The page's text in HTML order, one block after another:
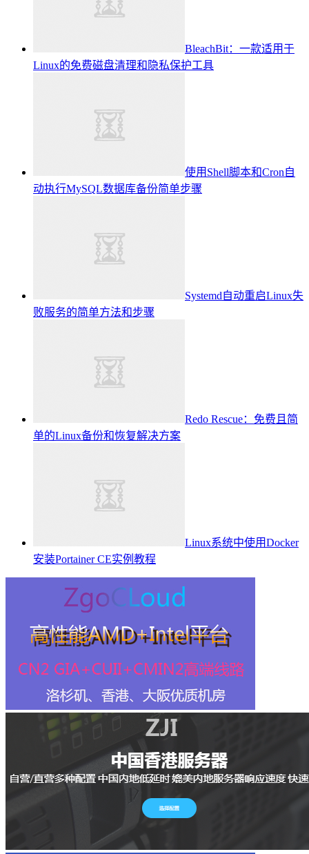
BleachBit：一款适用于
Linux的免费磁盘清理和隐私保护工具
使用Shell脚本和Cron自
动执行MySQL数据库备份简单步骤
Systemd自动重启Linux失
败服务的简单方法和步骤
Redo Rescue：免费且简
单的Linux备份和恢复解决方案
Linux系统中使用Docker
安装Portainer CE实例教程